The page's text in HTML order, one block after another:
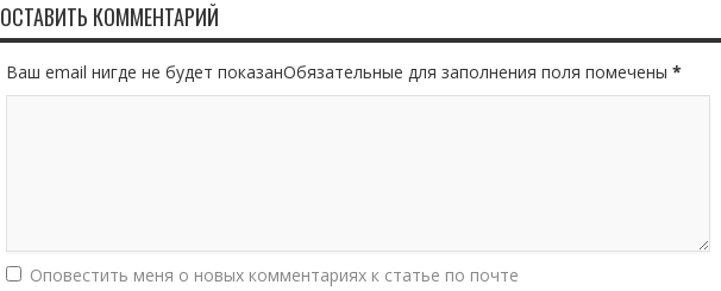
ОСТАВИТЬ КОММЕНТАРИЙ
Ваш email нигде не будет показанОбязательные для заполнения поля помечены *
Оповестить меня о новых комментариях к статье по почте